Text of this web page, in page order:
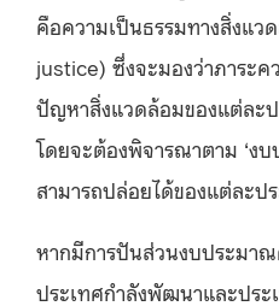
คือความเป็นธรรมทางสิ่งแ
justice) ซึ่งจะมองว่าภาระค
ปัญหาสิ่งแวดล้อมของแต่ละ
โดยจะต้องพิจารณาตาม ‘ง
สามารถปล่อยได้ของแต่ละป
หากมีการปันส่วนงบประมาณ
ประเทศกำลังพัฒนาและปร